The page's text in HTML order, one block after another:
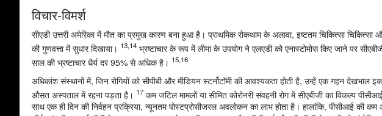
विचार-विमर्श
सीएडी उत्तरी अमेरिका में मौत का प्रमुख कारण बना हुआ है। प्राथमिक रोकथाम के अलावा, इष्टतम चिकित्सा
की गुणवत्ता में सुधार दिखाया। 13,14 भ्रष्टाचार के रूप में लीमा के उपयोग ने एलएडी को एनास्टोमोस किए जाने पर
साल की भ्रष्टाचार धैर्य दर 95% से अधिक है। 15,16
अधिकांश संस्थानों में, जिन रोगियों को सीपीबी और मीडियन स्टर्नोटॉमी की आवश्यकता होती है, उन्हें एक गहन
औसत अस्पताल में रहना पड़ता है। 17 कम जटिल मामलों या सीमित कोरोनरी संवहनी रोग में सीएबीजी का विकल्प
साथ एक ही दिन की निर्वहन प्रक्रिया, न्यूनतम पोस्टप्रोसीजरल अवलोकन का लाभ होता है। हालांकि, पीसीआई